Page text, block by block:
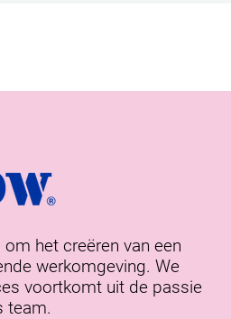
het creëren van een
werkomgeving. We
voortkomt uit de passie
team.